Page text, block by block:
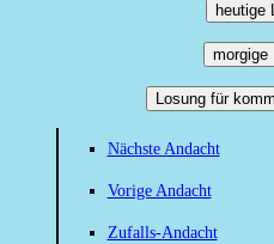
heutige
morgige
Losung für
Nächste Andacht
Vorige Andacht
Zufalls-Andacht